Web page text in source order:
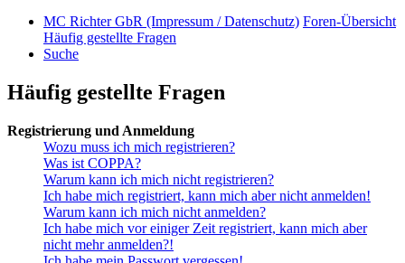
MC Richter GbR (Impressum / Datenschutz) Foren-Übersicht
Häufig gestellte Fragen
Suche
Häufig gestellte Fragen
Registrierung und Anmeldung
Wozu muss ich mich registrieren?
Was ist COPPA?
Warum kann ich mich nicht registrieren?
Ich habe mich registriert, kann mich aber nicht anmelden!
Warum kann ich mich nicht anmelden?
Ich habe mich vor einiger Zeit registriert, kann mich aber
nicht mehr anmelden?!